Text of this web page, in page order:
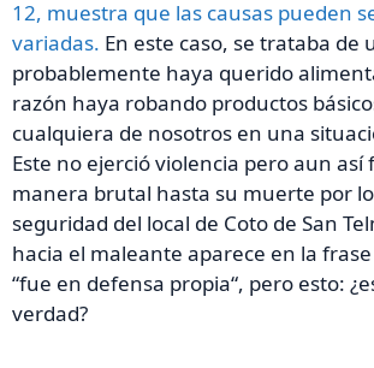
12, muestra que las causas pueden
variadas. En este caso, se trataba de
probablemente haya querido
razón haya robando productos
cualquiera de nosotros en una
Este no ejerció violencia pero aun así
manera brutal hasta su muerte por
seguridad del local de Coto de San
hacia el maleante aparece en la
“fue en defensa propia“, pero esto:
verdad?